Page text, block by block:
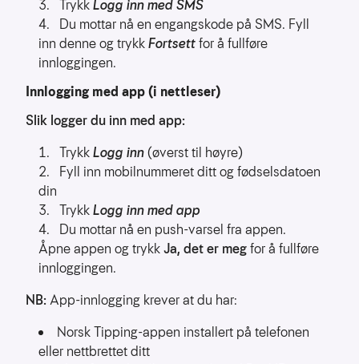
TrykkLogg inn med SMS
Du mottar nå en engangskode på SMS. Fyll
inn denne og trykkFortsettfor å fullføre
innloggingen.
Innlogging med app (i nettleser)
Slik logger du inn med app:
TrykkLogg inn(øverst til høyre)
Fyll inn mobilnummeret ditt og fødselsdatoen
din
TrykkLogg inn med app
Du mottar nå en push-varsel fra appen.
Åpne appen og trykkJa, det er megfor å fullføre
innloggingen.
NB:App-innlogging krever at du har:
Norsk Tipping-appen installert på telefonen
eller nettbrettet ditt